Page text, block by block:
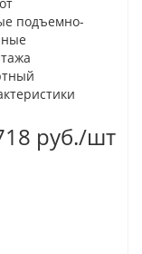
подъемно-
руб./шт